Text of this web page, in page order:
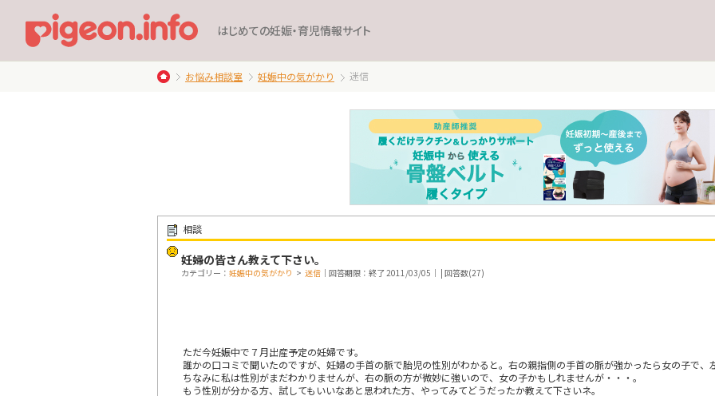
はじめての妊娠・育児情報サイト
お悩み相談室 妊娠中の気がかり 迷信
相談
妊婦の皆さん教えて下さい。
カテゴリー： 妊娠中の気がかり > 迷信 ｜回答期限：終了 2011/03/05｜ | 回答数(27)
ただ今妊娠中で７月出産予定の妊婦です。
誰かの口コミで聞いたのですが、妊婦の手首の脈で胎児の性別がわかると。右の親指側の手首の脈が強かったら女の子で、
ちなみに私は性別がまだわかりませんが、右の脈の方が微妙に強いので、女の子かもしれませんが・・・。
もう性別が分かる方、試してもいいなあと思われた方、やってみてどうだったか教えて下さいネ。